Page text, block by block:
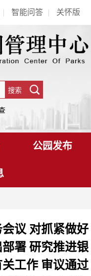
| 智能问答 | 关怀版
公园发布
议 对抓紧做好
署 研究推进银
工作 审议通过